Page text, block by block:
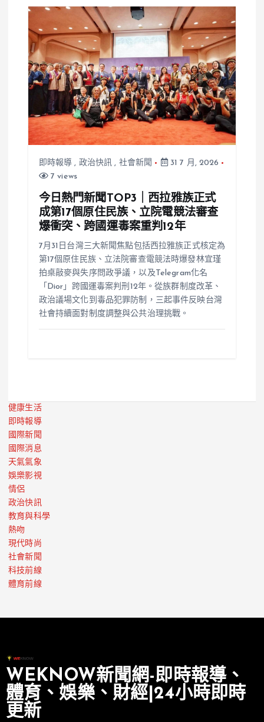
即時報導 , 政治快訊 , 社會新聞
31 7 月, 2026
7 views
今日熱門新聞TOP3｜西拉雅族正式
成第17個原住民族、立院電競法審查
爆衝突、跨國運毒案重判12年
7月31日台灣三大新聞焦點包括西拉雅族正式核定為
第17個原住民族、立法院審查電競法時爆發林宜瑾
拍桌敲麥與失序問政爭議，以及Telegram化名
「Dior」跨國運毒案判刑12年。從族群制度改革、
政治議場文化到毒品犯罪防制，三起事件反映台灣
社會持續面對制度調整與公共治理挑戰。
健康生活
即時報導
國際新聞
國際消息
天氣氣象
娛樂影視
情侶
政治快訊
教育與科學
熱吻
現代時尚
社會新聞
科技前線
體育前線
WEKNOW新聞網-即時報導、
體育、娛樂、財經|24小時即時
更新